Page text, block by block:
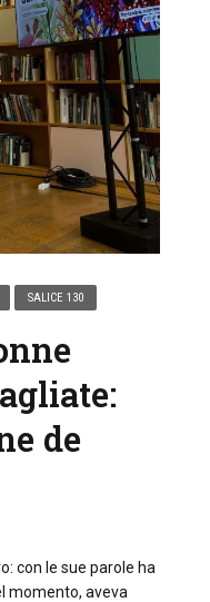
SALICE 130
de
con le sue parole ha
momento, aveva